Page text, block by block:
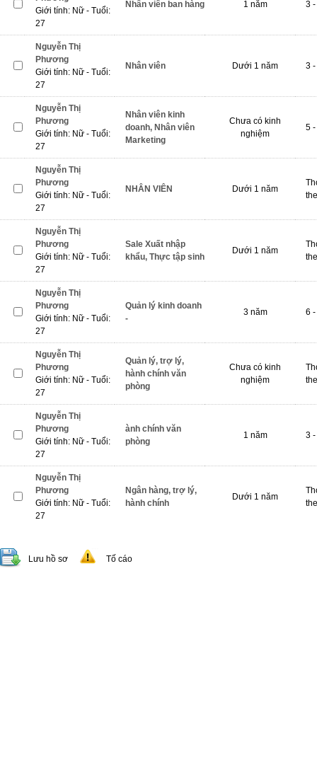
Giới tính: Nữ - Tuổi:
27
Nhân viên ban hàng 1 năm 3
Nguyễn Thị
Phương
Giới tính: Nữ - Tuổi:
27
Nhân viên Dưới 1 năm 3
Nguyễn Thị
Phương
Giới tính: Nữ - Tuổi:
27
Nhân viên kinh
doanh, Nhân viên
Marketing
Chưa có kinh
nghiệm
5
Nguyễn Thị
Phương
Giới tính: Nữ - Tuổi:
27
NHÂN VIÊN Dưới 1 năm
Nguyễn Thị
Phương
Giới tính: Nữ - Tuổi:
27
Sale Xuất nhập
khẩu, Thực tập sinh
Dưới 1 năm
Nguyễn Thị
Phương
Giới tính: Nữ - Tuổi:
27
Quản lý kinh doanh
-
3 năm 6
Nguyễn Thị
Phương
Giới tính: Nữ - Tuổi:
27
Quản lý, trợ lý,
hành chính văn
phòng
Chưa có kinh
nghiệm
Nguyễn Thị
Phương
Giới tính: Nữ - Tuổi:
27
ành chính văn
phòng
1 năm 3
Nguyễn Thị
Phương
Giới tính: Nữ - Tuổi:
27
Ngân hàng, trợ lý,
hành chính
Dưới 1 năm
Lưu hồ sơ Tố cáo